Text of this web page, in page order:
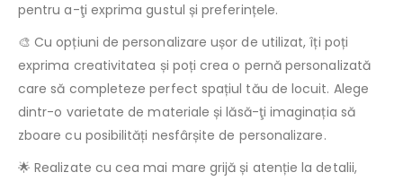
pentru a-ţi exprima gustul și preferințele.
🎨 Cu opțiuni de personalizare ușor de utilizat, îți poți
exprima creativitatea și poți crea o pernă personalizată
care să completeze perfect spațiul tău de locuit. Alege
dintr-o varietate de materiale și lăsă-ţi imaginația să
zboare cu posibilități nesfârșite de personalizare.
🌟 Realizate cu cea mai mare grijă și atenție la detalii,